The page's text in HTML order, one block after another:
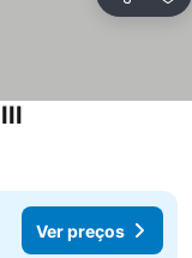
Ver preços